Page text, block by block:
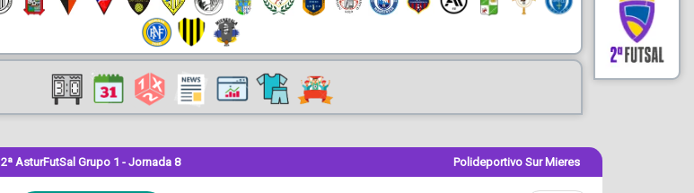
2ª AsturFutSal Grupo 1 - Jornada 8 Polideportivo Sur Mieres